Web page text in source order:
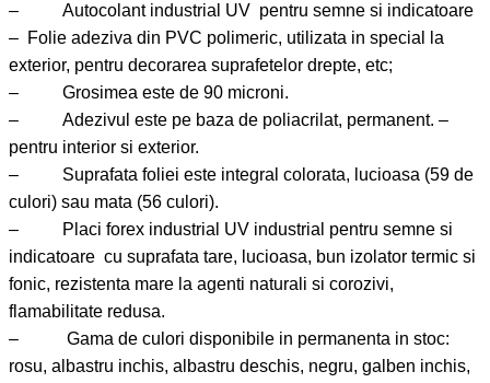
– Autocolant industrial UV pentru semne si indicatoare
– Folie adeziva din PVC polimeric, utilizata in special la
exterior, pentru decorarea suprafetelor drepte, etc;
– Grosimea este de 90 microni.
– Adezivul este pe baza de poliacrilat, permanent. –
pentru interior si exterior.
– Suprafata foliei este integral colorata, lucioasa (59 de
culori) sau mata (56 culori).
– Placi forex industrial UV industrial pentru semne si
indicatoare cu suprafata tare, lucioasa, bun izolator termic si
fonic, rezistenta mare la agenti naturali si corozivi,
flamabilitate redusa.
– Gama de culori disponibile in permanenta in stoc:
rosu, albastru inchis, albastru deschis, negru, galben inchis,